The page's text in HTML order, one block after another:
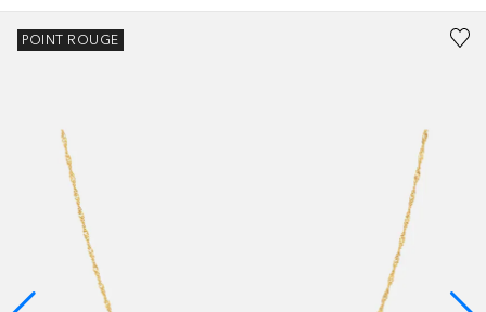
POINT ROUGE